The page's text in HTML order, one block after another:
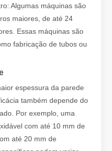
A formação da equipe Leapion Red Leaf Valley chegou a uma conclusão bem-sucedida
em uma viagem para
Algumas máquinas são
maiores, de até 24
Essas máquinas são
fabricação de tubos ou
espessura da parede
também depende do
Por exemplo, uma
com até 10 mm de
até 20 mm de